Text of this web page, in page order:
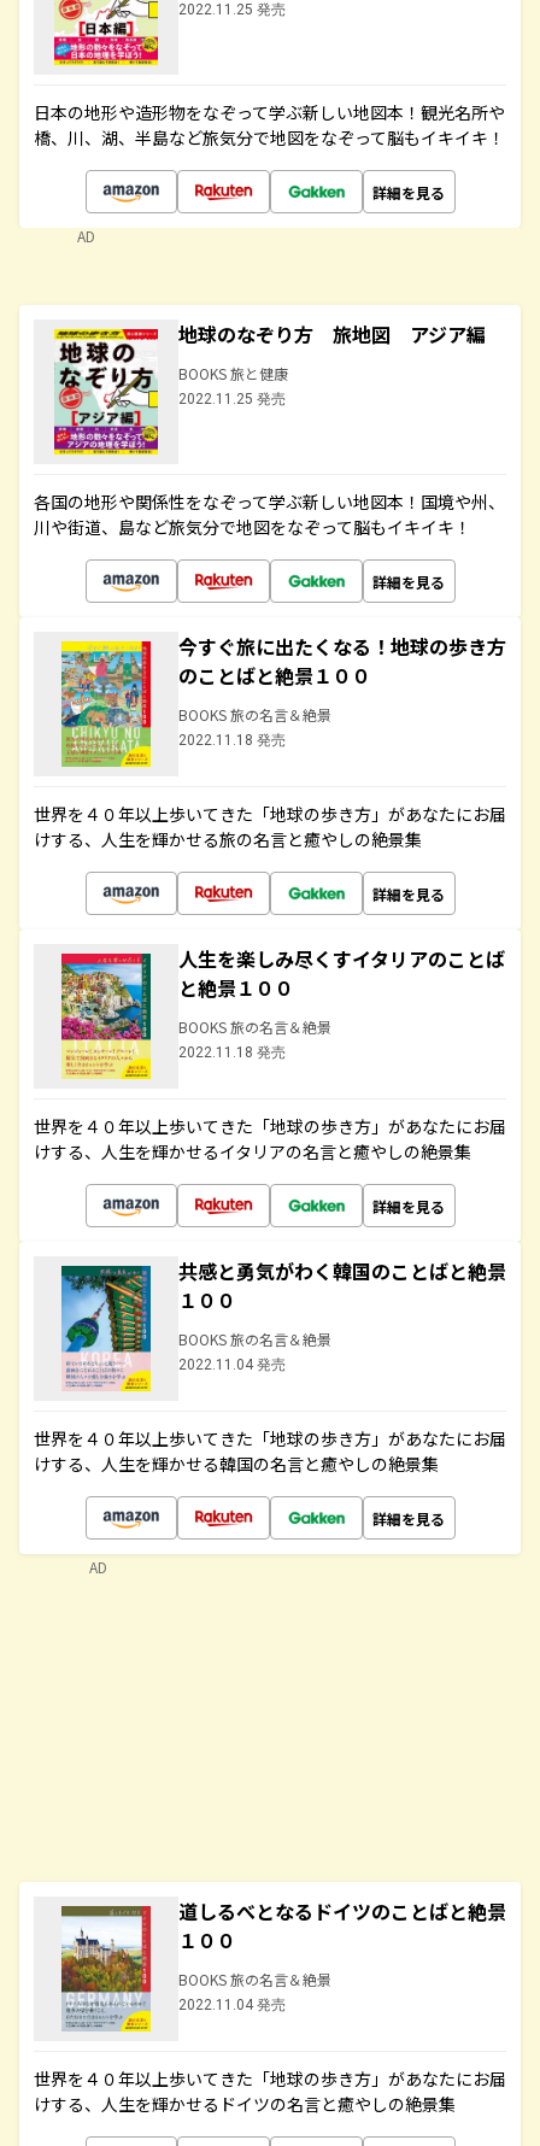
2022.11.25 発売
日本の地形や造形物をなぞって学ぶ新しい地図本！観光名所や
橋、川、湖、半島など旅気分で地図をなぞって脳もイキイキ！
詳細を見る
AD
地球のなぞり方 旅地図 アジア編
BOOKS 旅と健康
2022.11.25 発売
各国の地形や関係性をなぞって学ぶ新しい地図本！国境や州、
川や街道、島など旅気分で地図をなぞって脳もイキイキ！
詳細を見る
今すぐ旅に出たくなる！地球の歩き方
のことばと絶景１００
BOOKS 旅の名言＆絶景
2022.11.18 発売
世界を４０年以上歩いてきた「地球の歩き方」があなたにお届
けする、人生を輝かせる旅の名言と癒やしの絶景集
詳細を見る
人生を楽しみ尽くすイタリアのことば
と絶景１００
BOOKS 旅の名言＆絶景
2022.11.18 発売
世界を４０年以上歩いてきた「地球の歩き方」があなたにお届
けする、人生を輝かせるイタリアの名言と癒やしの絶景集
詳細を見る
共感と勇気がわく韓国のことばと絶景
１００
BOOKS 旅の名言＆絶景
2022.11.04 発売
世界を４０年以上歩いてきた「地球の歩き方」があなたにお届
けする、人生を輝かせる韓国の名言と癒やしの絶景集
詳細を見る
道しるべとなるドイツのことばと絶景
１００
BOOKS 旅の名言＆絶景
2022.11.04 発売
世界を４０年以上歩いてきた「地球の歩き方」があなたにお届
けする、人生を輝かせるドイツの名言と癒やしの絶景集
AD